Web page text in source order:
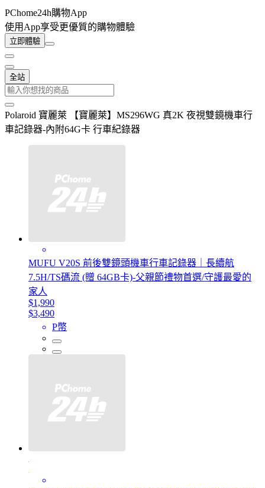
PChome24h購物App
使用App享受更優質的購物體驗
立即體驗
全站
Polaroid 寶麗萊 【寶麗萊】MS296WG 真2K 夜視雙鏡機車行
車記錄器-內附64G卡 行車紀錄器
MUFU V20S 前後雙鏡頭機車行車記錄器｜長續航
7.5H/TS碼流 (贈 64GB卡)-父親節禮物首選/守護最愛的
家人
$1,990
$3,490
P幣